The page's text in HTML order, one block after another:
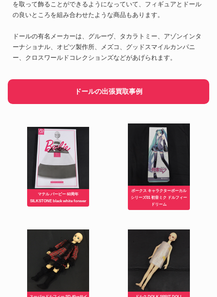
を取って飾ることができるようになっていて、フィギュアとドール
の良いところを組み合わせたような商品もあります。
ドールの有名メーカーは、グルーヴ、タカラトミー、アゾンインタ
ーナショナル、オビツ製作所、メズコ、グッドスマイルカンパニ
ー、クロスワールドコレクションズなどがあげられます。
ドールの出張買取事例
マテル バービー 60周年
SILKSTONE black white forever
ボークス キャラクターボーカル
シリーズ01 初音ミク ドルフィー
ドリーム